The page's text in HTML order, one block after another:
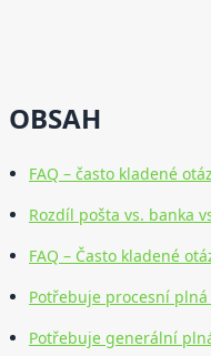
OBSAH
FAQ – často kladené
Rozdíl pošta vs. banka
FAQ – Často kladené
Potřebuje procesní
Potřebuje generální